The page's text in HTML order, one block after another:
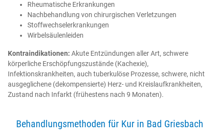
Rheumatische Erkrankungen
Nachbehandlung von chirurgischen Verletzungen
Stoffwechselerkrankungen
Wirbelsäulenleiden
Kontraindikationen: Akute Entzündungen aller Art, schwere
körperliche Erschöpfungszustände (Kachexie),
Infektionskrankheiten, auch tuberkulöse Prozesse, schwere, nicht
ausgeglichene (dekompensierte) Herz- und Kreislaufkrankheiten,
Zustand nach Infarkt (frühestens nach 9 Monaten).
Behandlungsmethoden für Kur in Bad Griesbach